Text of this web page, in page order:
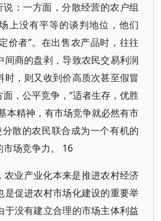
说：一方面，分散经营的农户组
上没有平等的谈判地位，他们
价者”。在出售农产品时，往往
间商的盘剥，导致农民交易利润
时，则又收到价高质次甚至假冒
，公平竞争，“适者生存，优胜
本精神，有市场竞争就必然有市
散的农民联合成为一个有机的
场竞争力。 16
农业产业化本来是推进农村经济
是促进农村市场化建设的重要举
于没有建立合理的市场主体利益